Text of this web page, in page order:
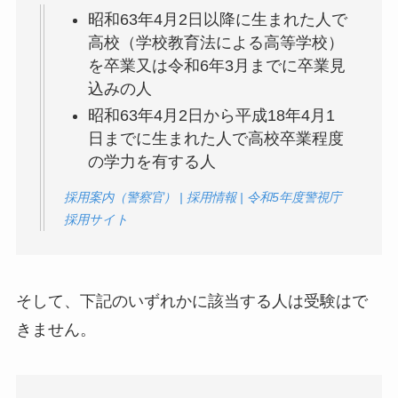
昭和63年4月2日以降に生まれた人で
高校（学校教育法による高等学校）
を卒業又は令和6年3月までに卒業見
込みの人
昭和63年4月2日から平成18年4月1
日までに生まれた人で高校卒業程度
の学力を有する人
採用案内（警察官） | 採用情報 | 令和5年度警視庁
採用サイト
そして、下記のいずれかに該当する人は受験はで
きません。